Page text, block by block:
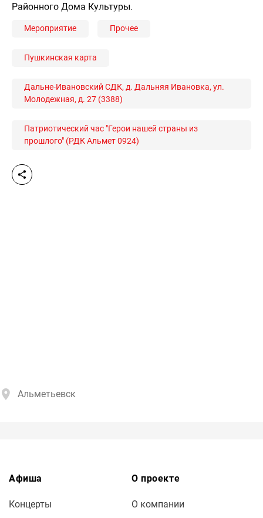
Районного Дома Культуры.
Мероприятие Прочее
Пушкинская карта
Дальне-Ивановский СДК, д. Дальняя Ивановка, ул.
Молодежная, д. 27 (3388)
Патриотический час "Герои нашей страны из
прошлого" (РДК Альмет 0924)
Альметьевск
Афиша
Концерты
О проекте
О компании